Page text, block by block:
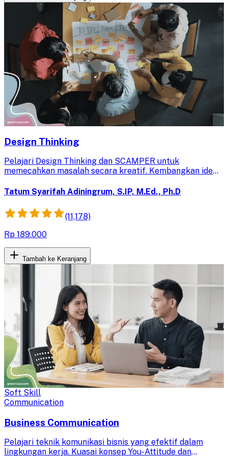
Design Thinking
Pelajari Design Thinking dan SCAMPER untuk
memecahkan masalah secara kreatif. Kembangkan ide
untuk menghasilkan solusi nyata.
Tatum Syarifah Adiningrum, S.IP, M.Ed., Ph.D
(11,178)
Rp 189.000
Tambah ke Keranjang
Soft Skill
Communication
Business Communication
Pelajari teknik komunikasi bisnis yang efektif dalam
lingkungan kerja. Kuasai konsep You-Attitude dan